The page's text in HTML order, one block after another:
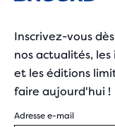
Inscrivez-vous
nos actualités, les
et les éditions
faire aujourd'hui !
Adresse e-mail